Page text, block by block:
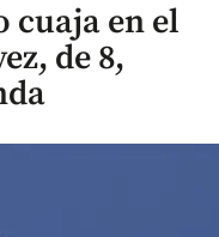
cuaja en el
de 8,